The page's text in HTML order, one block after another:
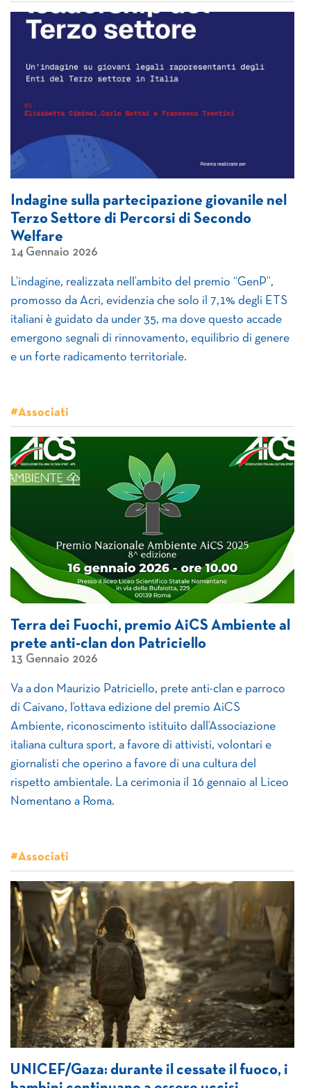
Indagine sulla partecipazione giovanile nel
Terzo Settore di Percorsi di Secondo
Welfare
14 Gennaio 2026
L’indagine, realizzata nell’ambito del premio “GenP”,
promosso da Acri, evidenzia che solo il 7,1% degli ETS
italiani è guidato da under 35, ma dove questo accade
emergono segnali di rinnovamento, equilibrio di genere
e un forte radicamento territoriale.
#Associati
Terra dei Fuochi, premio AiCS Ambiente al
prete anti-clan don Patriciello
13 Gennaio 2026
Va a don Maurizio Patriciello, prete anti-clan e parroco
di Caivano, l’ottava edizione del premio AiCS
Ambiente, riconoscimento istituito dall’Associazione
italiana cultura sport, a favore di attivisti, volontari e
giornalisti che operino a favore di una cultura del
rispetto ambientale. La cerimonia il 16 gennaio al Liceo
Nomentano a Roma.
#Associati
UNICEF/Gaza: durante il cessate il fuoco, i